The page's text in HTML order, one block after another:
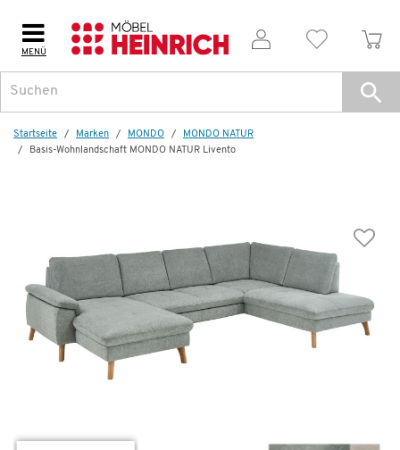
MENÜ
Startseite Marken MONDO
MONDO NATUR
Basis-Wohnlandschaft MONDO NATUR Livento
Weitere Artikel aus der Serie
Komfort-Wohnlandschaft
MONDO NATUR Livento
9.692,00 € 5.299,00 €